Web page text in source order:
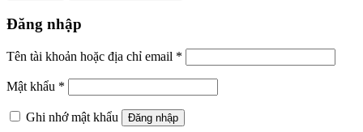
Đăng nhập
Tên tài khoản hoặc địa chỉ email *
Mật khẩu *
Ghi nhớ mật khẩu Đăng nhập